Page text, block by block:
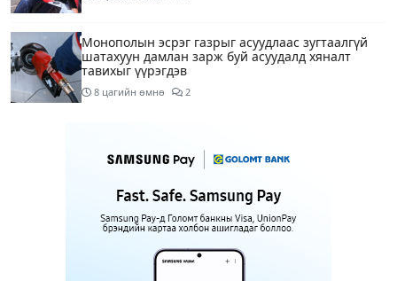
Монополын эсрэг газрыг асуудлаас зугтаалгүй
шатахуун дамлан зарж буй асуудалд хяналт
тавихыг үүрэгдэв
8 цагийн өмнө 2
настай охиныг 7 дахь өдрөө хайж байна
АҮЭБЯ: Тэгш, сондгойг мөрдөөгүй 7 ШТС-д
торгууль ногдуулах, тусгай зөвшөөрлийг нь
цуцлах хүртэл арга хэмжээ авахыг сануулав